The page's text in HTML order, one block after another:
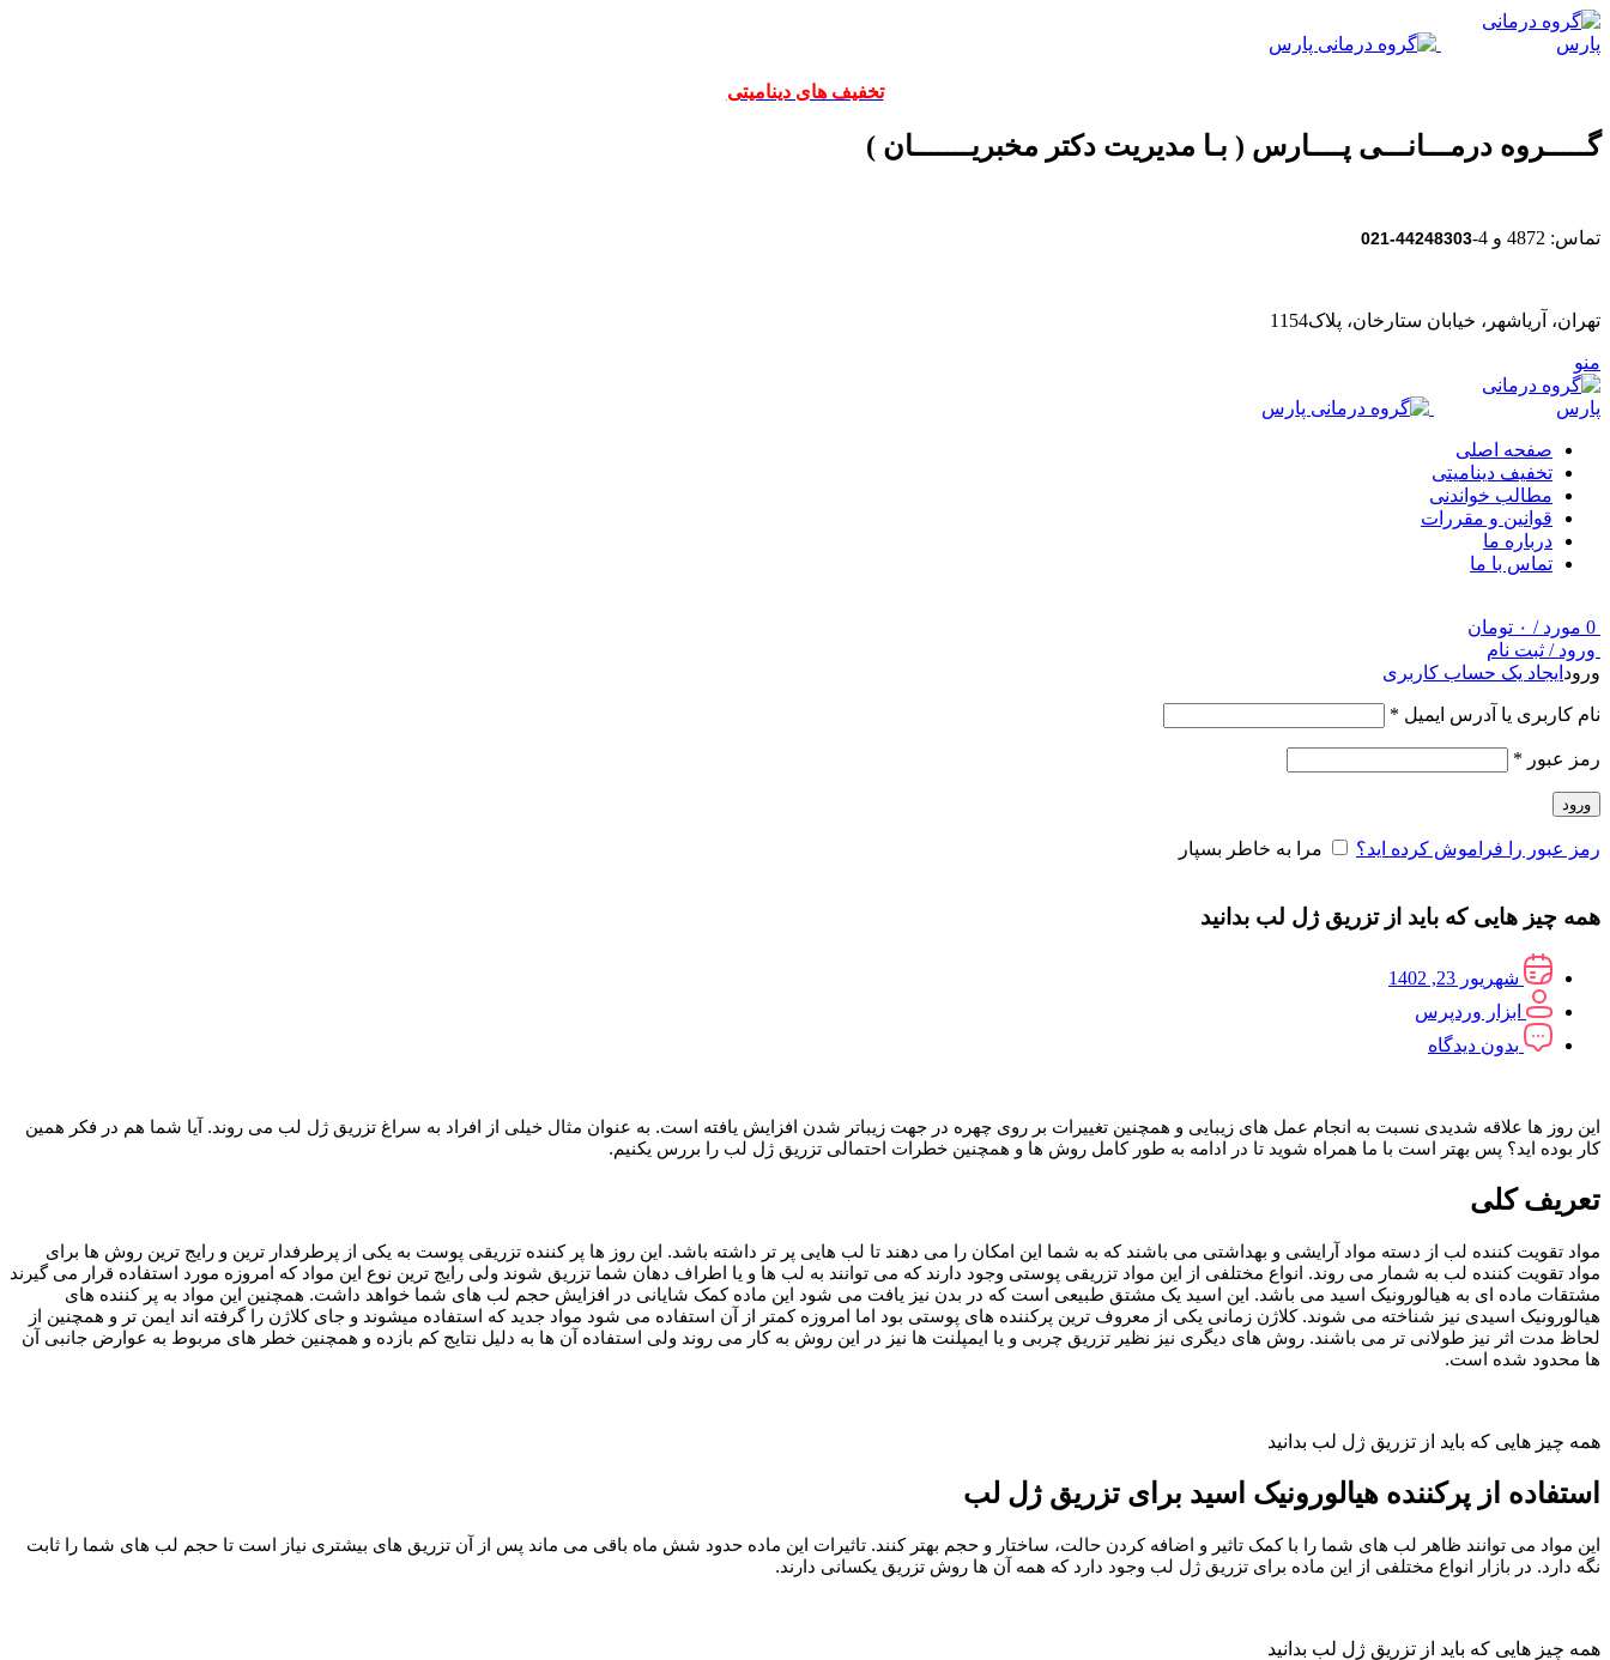
تخفیف های دینامیتی
گـــــروه درمـــانـــی پــــارس ( بـا مدیریت دکتر مخبریـــــــان )
تماس: 4872 و 4- 44248303-021
تهران، آریاشهر، خیابان ستارخان، پلاک1154
منو
صفحه اصلی
تخفیف دینامیتی
مطالب خواندنی
قوانین و مقررات
درباره ما
تماس با ما
0 مورد / ۰ تومان
ورود / ثبت نام
ورود ایجاد یک حساب کاربری
نام کاربری یا آدرس ایمیل *
رمز عبور *
ورود
رمز عبور را فراموش کرده اید؟ مرا به خاطر بسپار
همه چیز هایی که باید از تزریق ژل لب بدانید
شهریور 23, 1402
ابزار وردپرس
بدون دیدگاه
این روز ها علاقه شدیدی نسبت به انجام عمل های زیبایی و همچنین تغییرات بر روی چهره در جهت زیباتر شدن افزایش یافته است. به عنوان مثال خیلی از افراد به سراغ تزریق ژل لب می روند. آیا شما هم در فکر همین
کار بوده اید؟ پس بهتر است با ما همراه شوید تا در ادامه به طور کامل روش ها و همچنین خطرات احتمالی تزریق ژل لب را بررس یکنیم.
تعریف کلی
مواد تقویت کننده لب از دسته مواد آرایشی و بهداشتی می باشند که به شما این امکان را می دهند تا لب هایی پر تر داشته باشد. این روز ها پر کننده تزریقی پوست به یکی از پرطرفدار ترین و رایج ترین روش ها برای
مواد تقویت کننده لب به شمار می روند. انواع مختلفی از این مواد تزریقی پوستی وجود دارند که می توانند به لب ها و یا اطراف دهان شما تزریق شوند ولی رایج ترین نوع این مواد که امروزه مورد استفاده قرار می گیرند
مشتقات ماده ای به هیالورونیک اسید می باشد. این اسید یک مشتق طبیعی است که در بدن نیز یافت می شود این ماده کمک شایانی در افزایش حجم لب های شما خواهد داشت. همچنین این مواد به پر کننده های
هیالورونیک اسیدی نیز شناخته می شوند. کلاژن زمانی یکی از معروف ترین پرکننده های پوستی بود اما امروزه کمتر از آن استفاده می شود مواد جدید که استفاده میشوند و جای کلاژن را گرفته اند ایمن تر و همچنین از
لحاظ مدت اثر نیز طولانی تر می باشند. روش های دیگری نیز نظیر تزریق چربی و یا ایمپلنت ها نیز در این روش به کار می روند ولی استفاده آن ها به دلیل نتایج کم بازده و همچنین خطر های مربوط به عوارض جانبی آن
ها محدود شده است.
همه چیز هایی که باید از تزریق ژل لب بدانید
استفاده از پرکننده هیالورونیک اسید برای تزریق ژل لب
این مواد می توانند ظاهر لب های شما را با کمک تاثیر و اضافه کردن حالت، ساختار و حجم بهتر کنند. تاثیرات این ماده حدود شش ماه باقی می ماند پس از آن تزریق های بیشتری نیاز است تا حجم لب های شما را ثابت
نگه دارد. در بازار انواع مختلفی از این ماده برای تزریق ژل لب وجود دارد که همه آن ها روش تزریق یکسانی دارند.
همه چیز هایی که باید از تزریق ژل لب بدانید